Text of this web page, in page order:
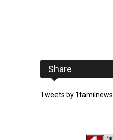
Share
Tweets by 1tamilnews